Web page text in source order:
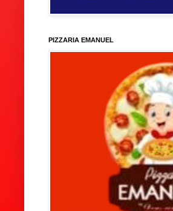
PIZZARIA EMANUEL